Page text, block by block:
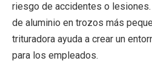
riesgo de accidentes o
de aluminio en trozos más
trituradora ayuda a crear un
para los empleados.